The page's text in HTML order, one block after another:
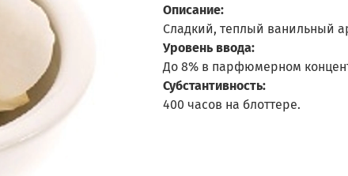
Описание:
Сладкий, теплый ванильный
Уровень ввода:
До 8% в парфюмерном
Субстантивность:
400 часов на блоттере.